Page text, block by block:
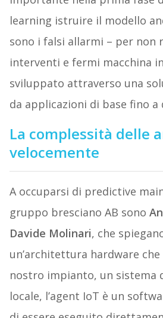
learning istruire il modello
sono i falsi allarmi – per non
interventi e fermi macchina
sviluppato attraverso una
da applicazioni di base fino
La complessità delle
velocemente
A occuparsi di predictive
gruppo bresciano AB sono
Davide Molinari, che
un’architettura hardware
nostro impianto, un sistema
locale, l’agent IoT è un